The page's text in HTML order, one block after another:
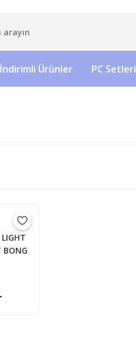
İndirimli Ürünler PC Setleri
LIGHT
BONG